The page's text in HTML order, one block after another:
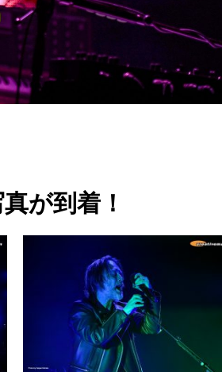
が到着！